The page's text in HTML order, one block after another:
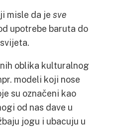
misle da je sve
upotrebe baruta do
oblika kulturalnog
modeli koji nose
su označeni kao
od nas dave u
jogu i ubacuju u